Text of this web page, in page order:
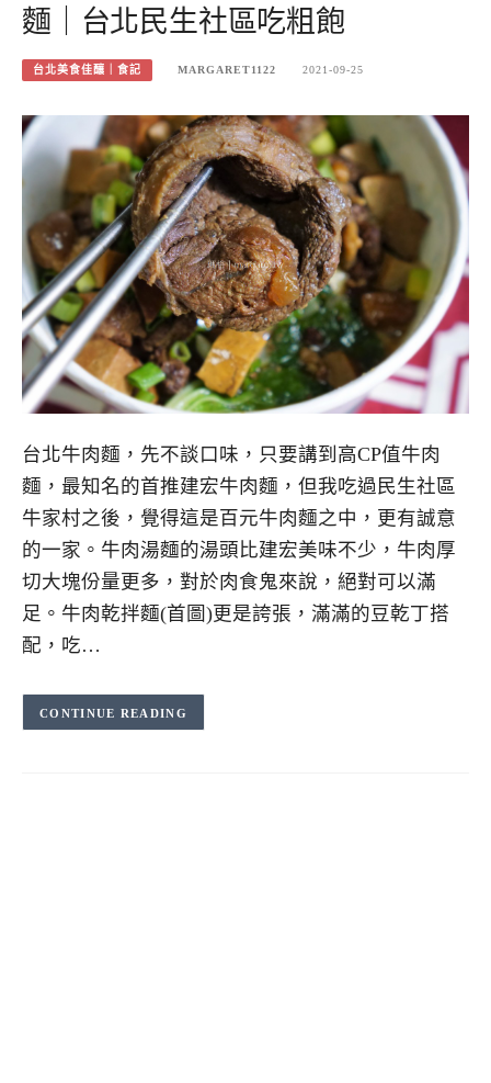
麵｜台北民生社區吃粗飽
台北美食佳釀｜食記 MARGARET1122 2021-09-25
台北牛肉麵，先不談口味，只要講到高CP值牛肉
麵，最知名的首推建宏牛肉麵，但我吃過民生社區
牛家村之後，覺得這是百元牛肉麵之中，更有誠意
的一家。牛肉湯麵的湯頭比建宏美味不少，牛肉厚
切大塊份量更多，對於肉食鬼來說，絕對可以滿
足。牛肉乾拌麵(首圖)更是誇張，滿滿的豆乾丁搭
配，吃…
CONTINUE READING